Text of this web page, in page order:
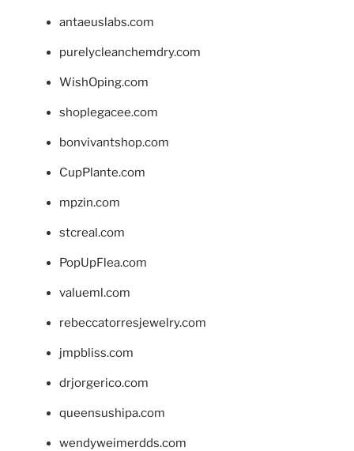
antaeuslabs.com
purelycleanchemdry.com
WishOping.com
shoplegacee.com
bonvivantshop.com
CupPlante.com
mpzin.com
stcreal.com
PopUpFlea.com
valueml.com
rebeccatorresjewelry.com
jmpbliss.com
drjorgerico.com
queensushipa.com
wendyweimerdds.com